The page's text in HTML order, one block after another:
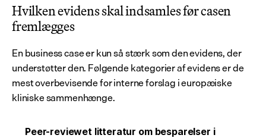
Hvilken evidens skal indsamles før casen
fremlægges
En business case er kun så stærk som den evidens, der
understøtter den. Følgende kategorier af evidens er de
mest overbevisende for interne forslag i europæiske
kliniske sammenhænge.
Peer-reviewet litteratur om besparelser i